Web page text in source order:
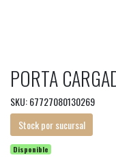
PORTA
SKU: 67727080130269
Stock por sucursal
Disponible